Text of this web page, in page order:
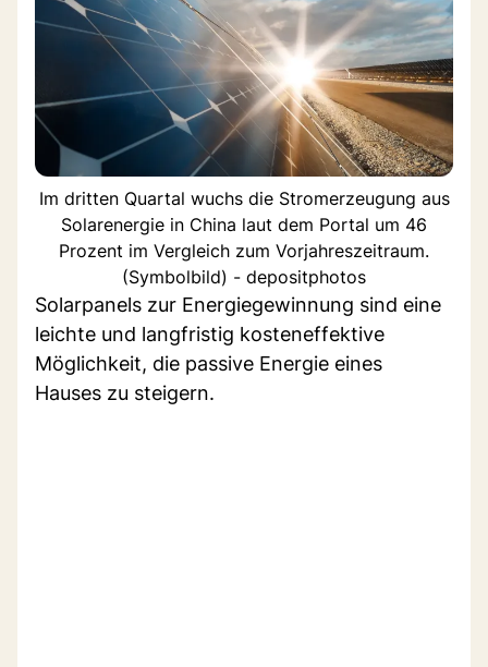
Im dritten Quartal wuchs die Stromerzeugung aus
Solarenergie in China laut dem Portal um 46
Prozent im Vergleich zum Vorjahreszeitraum.
(Symbolbild) - depositphotos
Solarpanels zur Energiegewinnung sind eine
leichte und langfristig kosteneffektive
Möglichkeit, die passive Energie eines
Hauses zu steigern.